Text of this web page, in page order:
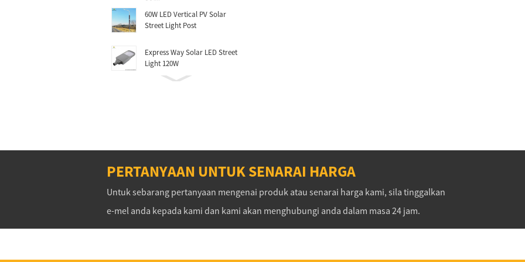
60W LED Vertical PV Solar
Street Light Post
Express Way Solar LED Street
Light 120W
40W LED All In One Solar
Light(INH-40)
Light(INH-30)
PERTANYAAN UNTUK SENARAI HARGA
Untuk sebarang pertanyaan mengenai produk atau senarai harga kami, sila tinggalkan
e-mel anda kepada kami dan kami akan menghubungi anda dalam masa 24 jam.